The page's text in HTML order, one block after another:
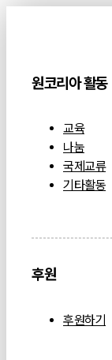
원코리아 활동
교육
나눔
국제교류
기타활동
후원
후원하기